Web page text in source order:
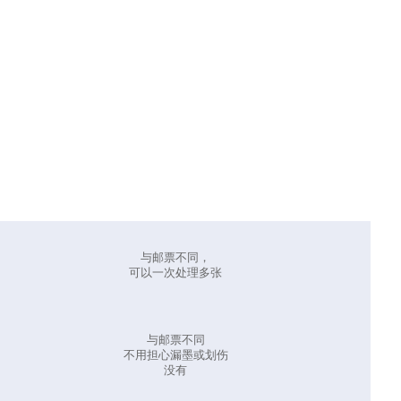
与邮票不同，
可以一次处理多张
与邮票不同
不用担心漏墨或划伤
没有